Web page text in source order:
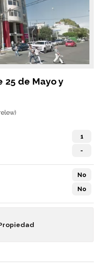
de Mayo y
1
-
No
No